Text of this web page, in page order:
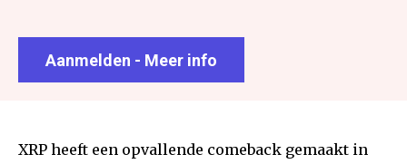
Aanmelden - Meer info
XRP heeft een opvallende comeback gemaakt in